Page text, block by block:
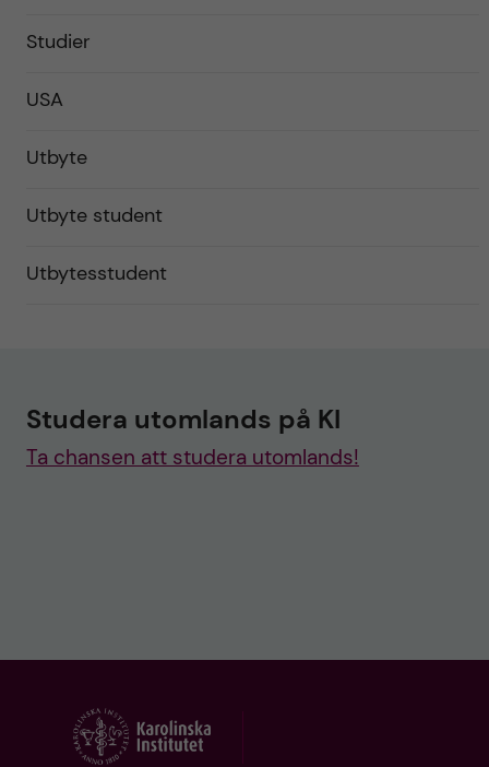
Studier
USA
Utbyte
Utbyte student
Utbytesstudent
Studera utomlands på KI
Ta chansen att studera utomlands!